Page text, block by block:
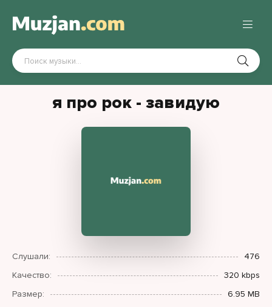
я про рок - завидую
Слушали:
476
Качество:
320 kbps
Размер:
6.95 MB